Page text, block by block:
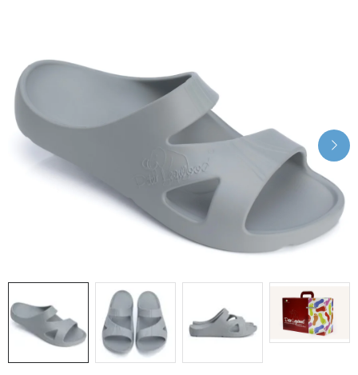
PŘÍSLUŠENSTVÍ KE STOLŮM
KANCELÁŘSKÉ KONTEJNERY
KANCELÁŘSKÉ ŽIDLE A KŘESLA
OBLÍBENÉ KATEGORIE
PODSEDÁKY NA ŽIDLE
ZDRAVOTNICKÉ POMŮCKY
PODSTAVCE POD MONITOR